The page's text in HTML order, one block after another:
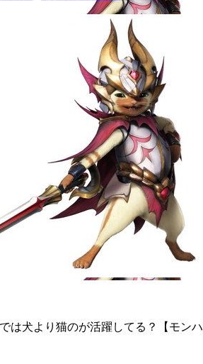
は犬より猫のが活躍してる？【モン